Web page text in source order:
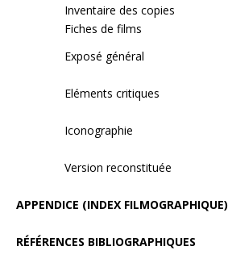
Inventaire des copies
Fiches de films
Exposé général
Eléments critiques
Iconographie
Version reconstituée
APPENDICE (INDEX FILMOGRAPHIQUE)
RÉFÉRENCES BIBLIOGRAPHIQUES